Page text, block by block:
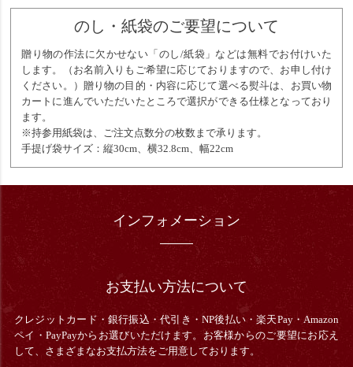
のし・紙袋のご要望について
贈り物の作法に欠かせない「のし/紙袋」などは無料でお付けいた
します。（お名前入りもご希望に応じておりますので、お申し付け
ください。）贈り物の目的・内容に応じて選べる熨斗は、お買い物
カートに進んでいただいたところで選択ができる仕様となっており
ます。
※持参用紙袋は、ご注文点数分の枚数まで承ります。
手提げ袋サイズ：縦30cm、横32.8cm、幅22cm
インフォメーション
お支払い方法について
クレジットカード・銀行振込・代引き・NP後払い・楽天Pay・Amazon
ペイ・PayPayからお選びいただけます。お客様からのご要望にお応え
して、さまざまなお支払方法をご用意しております。